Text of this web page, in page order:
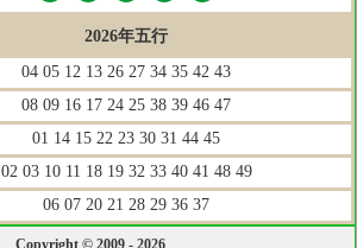
2026年五行
04 05 12 13 26 27 34 35 42 43
08 09 16 17 24 25 38 39 46 47
01 14 15 22 23 30 31 44 45
02 03 10 11 18 19 32 33 40 41 48 49
06 07 20 21 28 29 36 37
Copyright © 2009 - 2026